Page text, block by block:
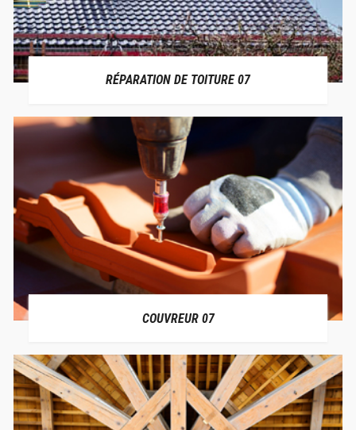
RÉPARATION DE TOITURE 07
COUVREUR 07